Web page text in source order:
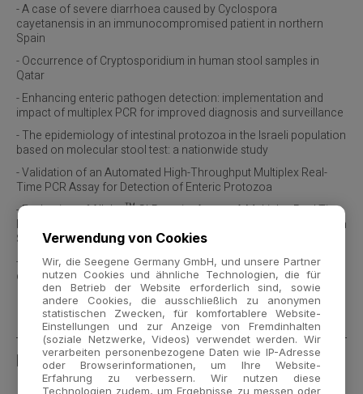
- A case of severe diarrhoea caused by Cyclospora
cayetanensis in an immunocompromised patient in northern
Spain
- Occurrence of Cryptosporidium in human stool samples in
Qatar
- Enhancing enteric pathogen detection: implementation and
impact of multiplex PCR for improved diagnosis and surveillance
- The epidemiology of intestinal protozoa in the Israeli population
based on molecular stool test: a nationwide study
- Validation of an Automated High-Throughput Multiplex Real-
Time PCR Assay for Detection of Enteric Protozoa
- Evaluation of Allplex™ GI-Parasite Assay—A Multiplex Real Time
PCR for the Diagnosis of Intestinal Protozoa: A Multicentric Italian
Study
- Comparison of four diagnostic techniques for Cryptosporidium
detection in Qatar
HINWEIS
For use with Seegene NIMBUS & STARlet only
Verwendung von Cookies
Wir, die Seegene Germany GmbH, und unsere Partner
nutzen Cookies und ähnliche Technologien, die für
den Betrieb der Website erforderlich sind, sowie
andere Cookies, die ausschließlich zu anonymen
statistischen Zwecken, für komfortablere Website-
Einstellungen und zur Anzeige von Fremdinhalten
(soziale Netzwerke, Videos) verwendet werden. Wir
verarbeiten personenbezogene Daten wie IP-Adresse
oder Browserinformationen, um Ihre Website-
Erfahrung zu verbessern. Wir nutzen diese
Technologien zudem, um Ergebnisse zu messen oder